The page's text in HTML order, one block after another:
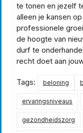
te tonen en jezelf
alleen je kansen
professionele
de hoogte van
durf te
recht doet aan
Tags: beloning
ervaringsniveaus
gezondheidszorg